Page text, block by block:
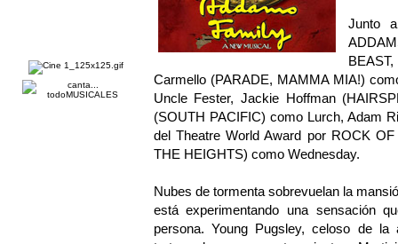
Junto
Carmello (PARADE, MAMMA MIA!)
Uncle Fester, Jackie Hoffman
(SOUTH PACIFIC) como Lurch, Adam
del Theatre World Award por ROCK
THE HEIGHTS) como Wednesday.
Nubes de tormenta sobrevuelan la
está experimentando una sensación
persona. Young Pugsley, celoso de